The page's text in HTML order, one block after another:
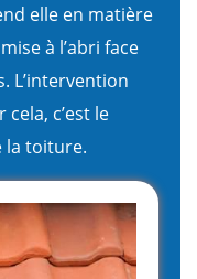
elle en matière
à l’abri face
L’intervention
c’est le
la toiture.